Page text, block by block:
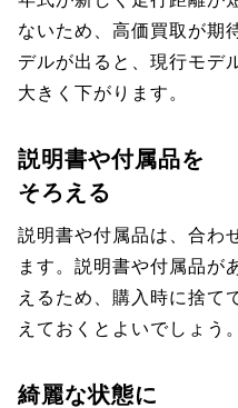
ないため、高価買取が期
デルが出ると、現行モデ
大きく下がります。
説明書や付属品を
そろえる
説明書や付属品は、合わ
ます。説明書や付属品が
えるため、購入時に捨て
えておくとよいでしょう。
綺麗な状態に